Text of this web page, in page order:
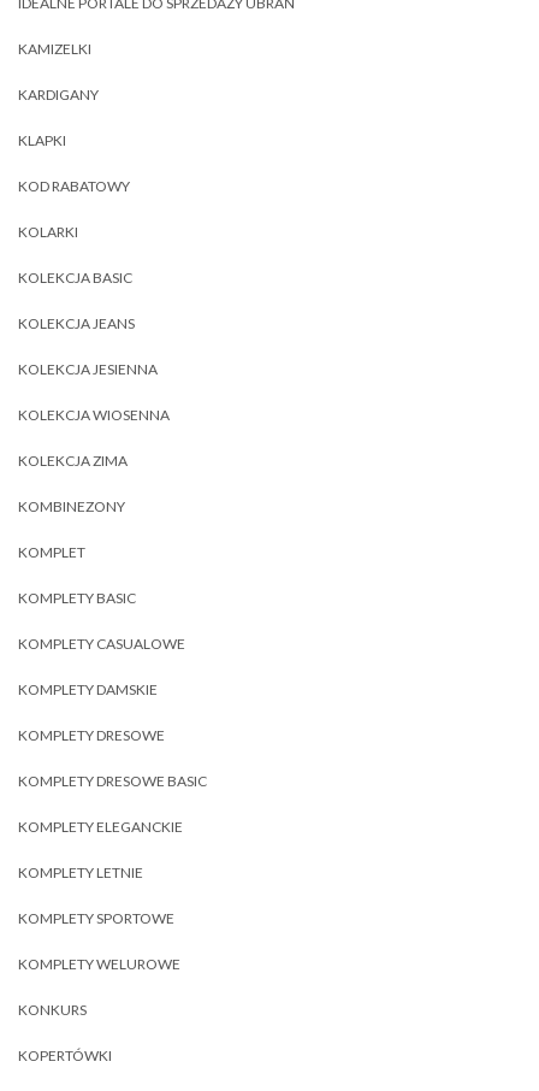
KAMIZELKI
KARDIGANY
KLAPKI
KOD RABATOWY
KOLARKI
KOLEKCJA BASIC
KOLEKCJA JEANS
KOLEKCJA JESIENNA
KOLEKCJA WIOSENNA
KOLEKCJA ZIMA
KOMBINEZONY
KOMPLET
KOMPLETY BASIC
KOMPLETY CASUALOWE
KOMPLETY DAMSKIE
KOMPLETY DRESOWE
KOMPLETY DRESOWE BASIC
KOMPLETY ELEGANCKIE
KOMPLETY LETNIE
KOMPLETY SPORTOWE
KOMPLETY WELUROWE
KONKURS
KOPERTÓWKI